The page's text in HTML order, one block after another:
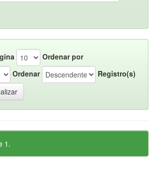
Ordenar por
Ordenar
Registro(s)
1.